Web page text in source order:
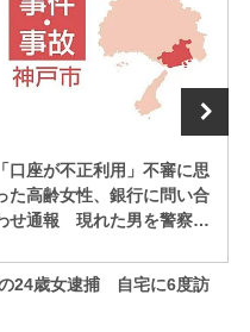
「口座が不正利用」不審に思
た高齢女性、銀行に問い合
せ通報 現れた男を警察官
24歳女逮捕 自宅に6度訪